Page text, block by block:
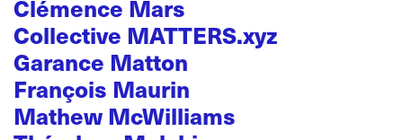
Clémence Mars
Collective MATTERS.xyz
Garance Matton
François Maurin
Mathew McWilliams